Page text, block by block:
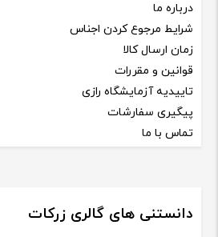
درباره ما
شرایط مرجوع کردن اجناس
زمان ارسال کالا
قوانین و مقررات
تاییدیه آزمایشگاه رازی
پیگیری سفارشات
تماس با ما
دانستنی های گالری زرکات